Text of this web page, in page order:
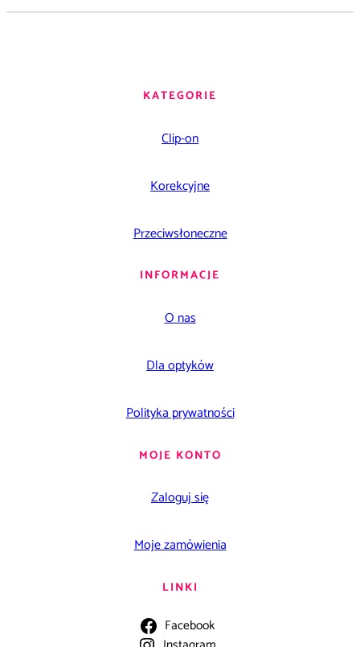
KATEGORIE
Clip-on
Korekcyjne
Przeciwsłoneczne
INFORMACJE
O nas
Dla optyków
Polityka prywatności
MOJE KONTO
Zaloguj się
Moje zamówienia
LINKI
Facebook